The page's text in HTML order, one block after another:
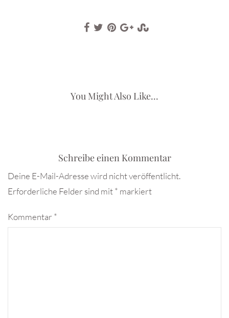
You Might Also Like...
Schreibe einen Kommentar
Deine E-Mail-Adresse wird nicht veröffentlicht.
Erforderliche Felder sind mit* markiert
Kommentar *